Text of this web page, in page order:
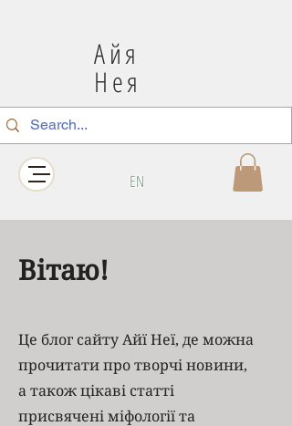
Айя
Нея
EN
Вітаю!
Це блог сайту Айї Неї, де можна
прочитати про творчі новини,
а також цікаві статті
присвячені міфології та